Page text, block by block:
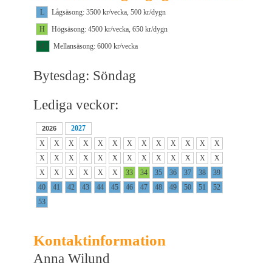
L
Lågsäsong: 3500 kr/vecka, 500 kr/dygn
H
Högsäsong: 4500 kr/vecka, 650 kr/dygn
M1
Mellansäsong: 6000 kr/vecka
Bytesdag: Söndag
Lediga veckor:
2026
2027
X
X X X X X X X X X X X
X
X
X X X X X X X X X X X
X
X
X X X X X 33 34 35 36 37 38
39
40
41 42 43 44 45 46 47 48 49 50 51
52
53
Kontaktinformation
Anna Wilund